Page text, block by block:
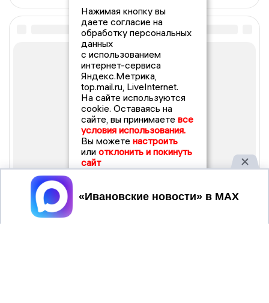
Нажимая кнопку вы
даете согласие на
обработку персональных
данных
с использованием
интернет-сервиса
Яндекс.Метрика,
top.mail.ru, LiveInternet.
На сайте используются
cookie. Оставаясь на
сайте, вы принимаете все
условия использования.
Вы можете настроить
или отклонить и покинуть
сайт
Принять